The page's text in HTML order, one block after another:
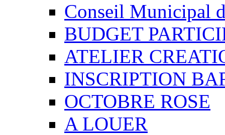
Conseil Municipal
BUDGET
ATELIER
INSCRIPTION
OCTOBRE ROSE
A LOUER